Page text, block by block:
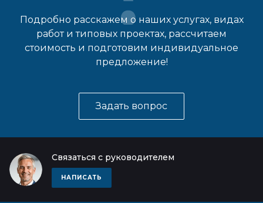
Подробно расскажем о наших услугах, видах
работ и типовых проектах, рассчитаем
стоимость и подготовим индивидуальное
предложение!
Задать вопрос
Связаться с руководителем
НАПИСАТЬ